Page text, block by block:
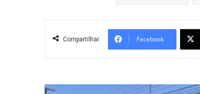
Compartilhar Facebook
Quase